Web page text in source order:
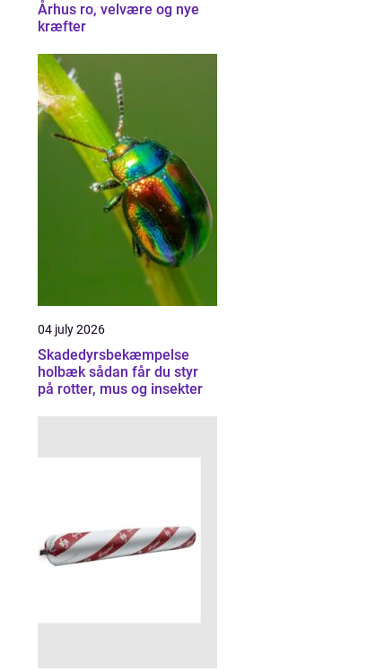
Århus ro, velvære og nye
kræfter
04 july 2026
Skadedyrsbekæmpelse
holbæk sådan får du styr
på rotter, mus og insekter